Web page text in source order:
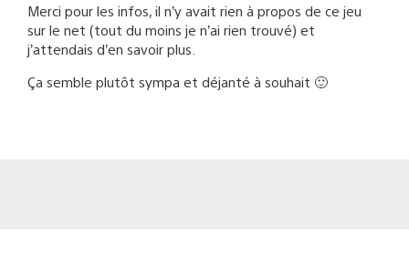
Merci pour les infos, il n’y avait rien à propos de ce jeu
sur le net (tout du moins je n’ai rien trouvé) et
j’attendais d’en savoir plus.
Ça semble plutôt sympa et déjanté à souhait 🙂